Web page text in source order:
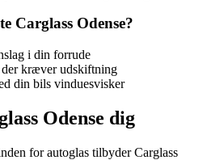
Carglass Odense?
i din forrude
kræver udskiftning
din bils vinduesvisker
Odense dig
for autoglas tilbyder Carglass